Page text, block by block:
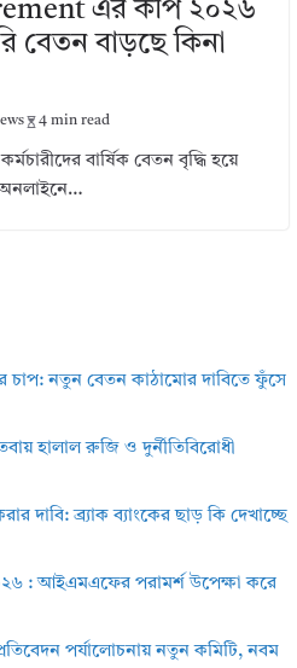
এর কপি ২০২৬
বেতন বাড়ছে কিনা
4 min read
বার্ষিক বেতন বৃদ্ধি হয়ে
অনলাইনে…
চাপ: নতুন বেতন কাঠামোর দাবিতে ফুঁসে
হালাল রুজি ও দুর্নীতিবিরোধী
দাবি: ব্র্যাক ব্যাংকের ছাড় কি দেখাচ্ছে
: আইএমএফের পরামর্শ উপেক্ষা করে
পর্যালোচনায় নতুন কমিটি, নবম